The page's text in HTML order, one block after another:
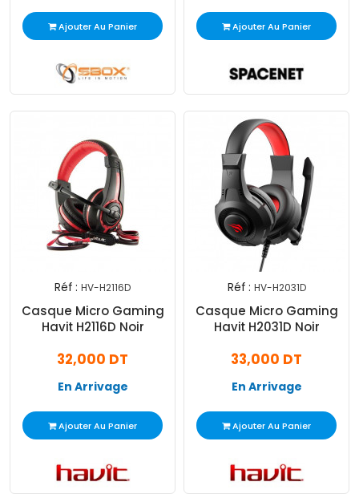
Ajouter Au Panier Ajouter Au Panier
Réf : HV-H2116D
Casque Micro Gaming
Havit H2116D Noir
32,000 DT
En Arrivage
Ajouter Au Panier
Réf : HV-H2031D
Casque Micro Gaming
Havit H2031D Noir
33,000 DT
En Arrivage
Ajouter Au Panier